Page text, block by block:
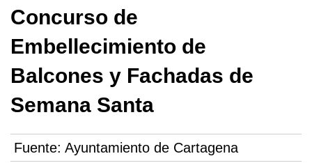
Concurso de
Embellecimiento de
Balcones y Fachadas de
Semana Santa
Fuente: Ayuntamiento de Cartagena